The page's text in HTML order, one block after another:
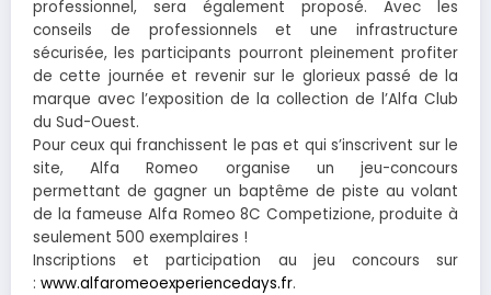
professionnel, sera également proposé. Avec les
conseils de professionnels et une infrastructure
sécurisée, les participants pourront pleinement profiter
de cette journée et revenir sur le glorieux passé de la
marque avec l’exposition de la collection de l’Alfa Club
du Sud-Ouest.
Pour ceux qui franchissent le pas et qui s’inscrivent sur le
site, Alfa Romeo organise un jeu-concours
permettant de gagner un baptême de piste au volant
de la fameuse Alfa Romeo 8C Competizione, produite à
seulement 500 exemplaires !
Inscriptions et participation au jeu concours sur
: www.alfaromeoexperiencedays.fr.